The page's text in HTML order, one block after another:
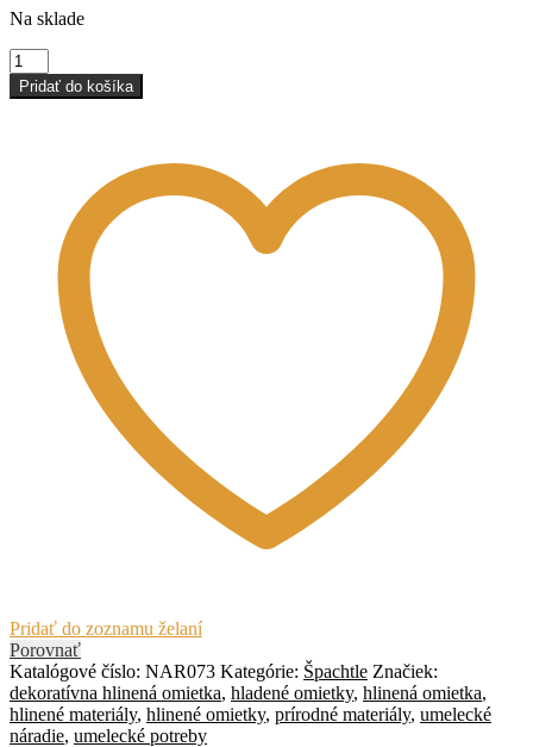
Na sklade
množstvo
Umelecká
špachtľa
Pridať do košíka
Pridať do zoznamu želaní
Porovnať
Katalógové číslo: NAR073 Kategórie: Špachtle Značiek:
dekoratívna hlinená omietka, hladené omietky, hlinená omietka,
hlinené materiály, hlinené omietky, prírodné materiály, umelecké
náradie, umelecké potreby